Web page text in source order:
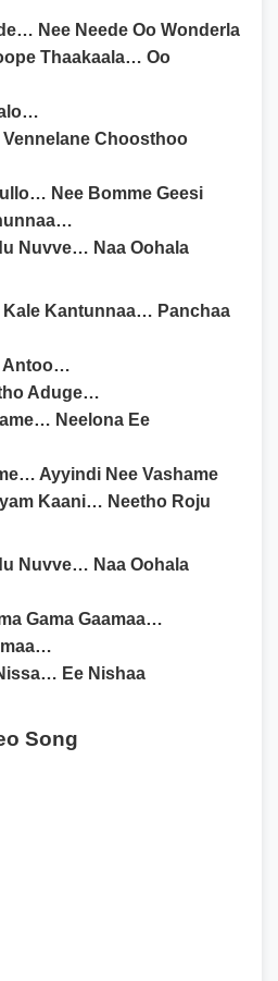
Nee Neede Oo Wonderla
Thaakaala… Oo
Choosthoo
Nee Bomme Geesi
Nuvve… Naa Oohala
Kale Kantunnaa… Panchaa
Antoo…
Aduge…
Neelona Ee
Ayyindi Nee Vashame
Kaani… Neetho Roju
Nuvve… Naa Oohala
Gama Gaamaa…
Ee Nishaa
Song